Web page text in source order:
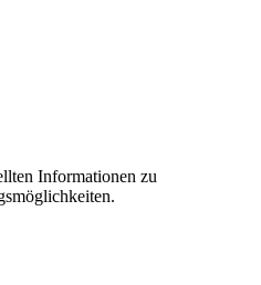
Informationen zu